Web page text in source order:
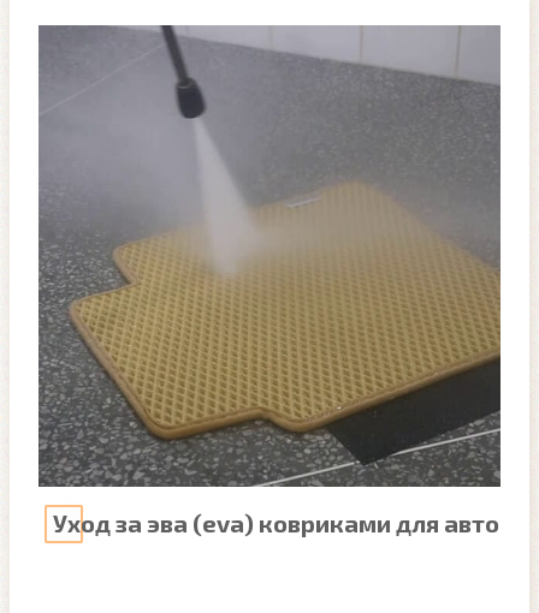
Уход за эва (eva) ковриками для авто